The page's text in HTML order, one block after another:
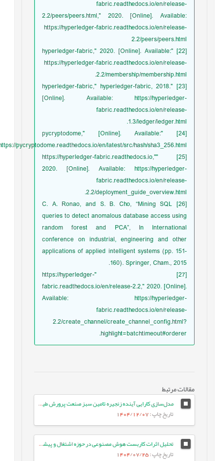
fabric.readthedocs.io/en/release-
2.2/peers/peers.html," 2020. [Online]. Available:
https://hyperledger-fabric.readthedocs.io/en/release-
2.2/peers/peers.html
[22] "hyperledger-fabric," 2020. [Online]. Available:
https://hyperledger-fabric.readthedocs.io/en/release-
2.2/membership/membership.html.
[23] "hyperledger-fabric," hyperledger-fabric, 2018.
[Online]. Available: https://hyperledger-
fabric.readthedocs.io/en/release-
1.3/ledger/ledger.html.
[24] "pycryptodome," [Online]. Available:
https://pycryptodome.readthedocs.io/en/latest/src/hash/sha3_256.html.
[25] "https://hyperledger-fabric.readthedocs.io,"
2020. [Online]. Available: https://hyperledger-
fabric.readthedocs.io/en/release-
2.2/deployment_guide_overview.html.
[26] C. A. Ronao, and S. B. Cho, “Mining SQL
queries to detect anomalous database access using
random forest and PCA”, In International
conference on industrial, engineering and other
applications of applied intelligent systems (pp. 151-
160). Springer, Cham., 2015.
[27] "https://hyperledger-
fabric.readthedocs.io/en/release-2.2," 2020. [Online].
Available: https://hyperledger-
fabric.readthedocs.io/en/release-
2.2/create_channel/create_channel_config.html?
highlight=batchtimeout#orderer.
مقالات مرتبط
مدل‌سازی کارایی آینده زنجیره تامین سبز صنعت پرورش طیور با استفاده از DEA چندمرحله ای و شبکه‌های عصبی مصنوعی
تاریخ چاپ: 1404/12/07
تحلیل اثرات کاربست هوش مصنوعی در حوزه اشتغال و پیشنهاد راهکارهای اولویت‌دار برای ایران
تاریخ چاپ: 1404/07/25